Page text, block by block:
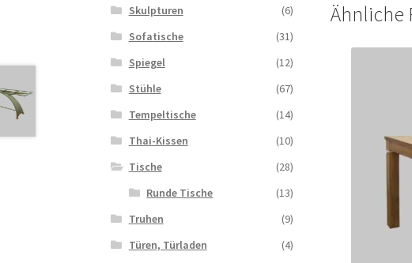
Ähnliche
Skulpturen
(6)
Sofatische
(31)
Spiegel
(12)
Stühle
(67)
Tempeltische
(14)
Thai-Kissen
(10)
Tische
(28)
Runde Tische
(13)
Truhen
(9)
Türen, Türladen
(4)